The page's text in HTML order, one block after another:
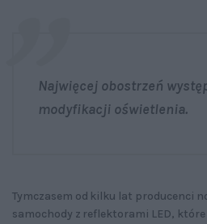
Najwięcej obostrzeń
modyfikacji oświetlenia.
Tymczasem od kilku lat producenci
samochody z reflektorami LED,